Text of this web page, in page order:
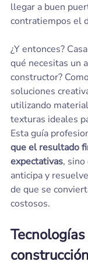
llegar a buen
contratiempos el
¿Y entonces?
qué necesitas un
constructor?
soluciones
utilizando
texturas ideales
Esta guía
que el resultado
expectativas,
anticipa y
de que se
costosos.